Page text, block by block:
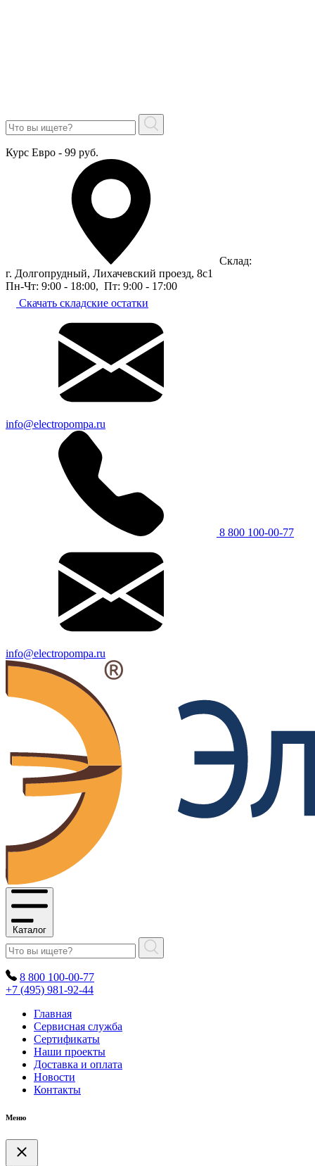
Курс Евро - 99 руб.
Склад:
г. Долгопрудный, Лихачевский проезд, 8c1
Пн-Чт: 9:00 - 18:00, Пт: 9:00 - 17:00
Скачать складские остатки
info@electropompa.ru
8 800 100-00-77
info@electropompa.ru
Каталог
8 800 100-00-77
+7 (495) 981-92-44
Главная
Сервисная служба
Сертификаты
Наши проекты
Доставка и оплата
Новости
Контакты
Меню